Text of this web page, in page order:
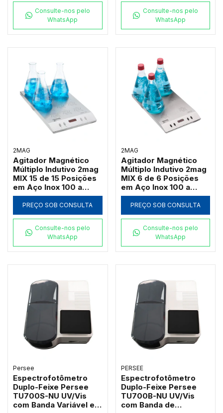
Consulte-nos pelo
WhatsApp
Consulte-nos pelo
WhatsApp
2MAG
Agitador Magnético
Múltiplo Indutivo 2mag
MIX 15 de 15 Posições
em Aço Inox 100 a
2000 RPM (Até
3000ml por Ponto)
PREÇO SOB CONSULTA
Consulte-nos pelo
WhatsApp
2MAG
Agitador Magnético
Múltiplo Indutivo 2mag
MIX 6 de 6 Posições
em Aço Inox 100 a
2000 RPM (Até
3000ml por Ponto)
PREÇO SOB CONSULTA
Consulte-nos pelo
WhatsApp
Persee
Espectrofotômetro
Duplo-Feixe Persee
TU700S-NU UV/Vis
com Banda Variável e
PERSEE
Espectrofotômetro
Duplo-Feixe Persee
TU700B-NU UV/Vis
com Banda de